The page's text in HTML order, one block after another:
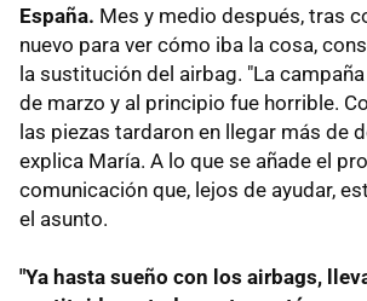
España. Mes y medio después, tras
nuevo para ver cómo iba la cosa,
la sustitución del airbag. "La
de marzo y al principio fue horrible.
las piezas tardaron en llegar más de
explica María. A lo que se añade el
comunicación que, lejos de ayudar,
el asunto.
"Ya hasta sueño con los airbags,